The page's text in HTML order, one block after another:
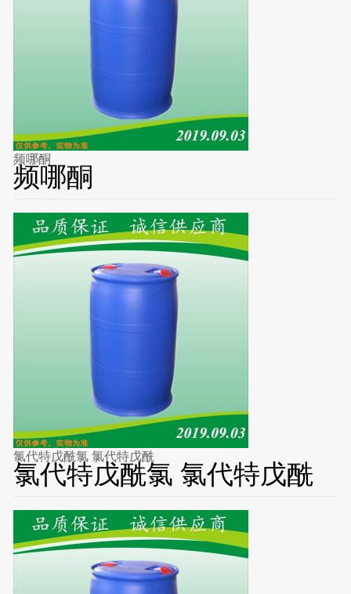
频哪酮
频哪酮
氯代特戊酰氯 氯代特戊酰
氯代特戊酰氯 氯代特戊酰